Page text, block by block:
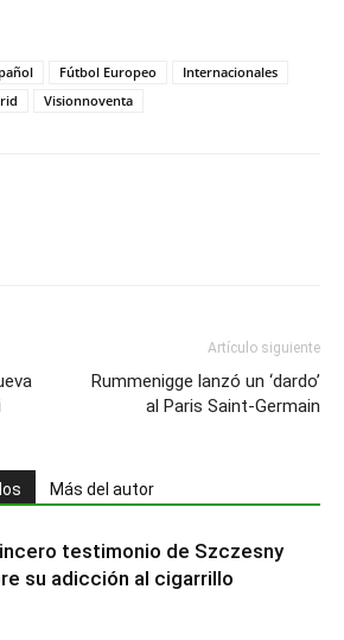
Fútbol Europeo
Internacionales
Visionnoventa
Artículo siguiente
Rummenigge lanzó un ‘dardo’
al Paris Saint-Germain
Más del autor
testimonio de Szczesny
su adicción al cigarrillo